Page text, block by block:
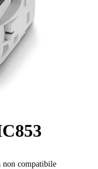
non compatibile